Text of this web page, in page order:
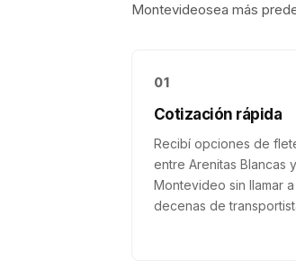
Montevideosea más
01
Cotización rápida
Recibí opciones de
entre Arenitas Blancas y
Montevideo sin llamar a
decenas de